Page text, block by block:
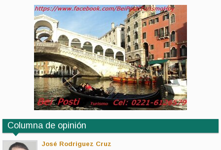
Columna de opinión
José Rodriguez Cruz